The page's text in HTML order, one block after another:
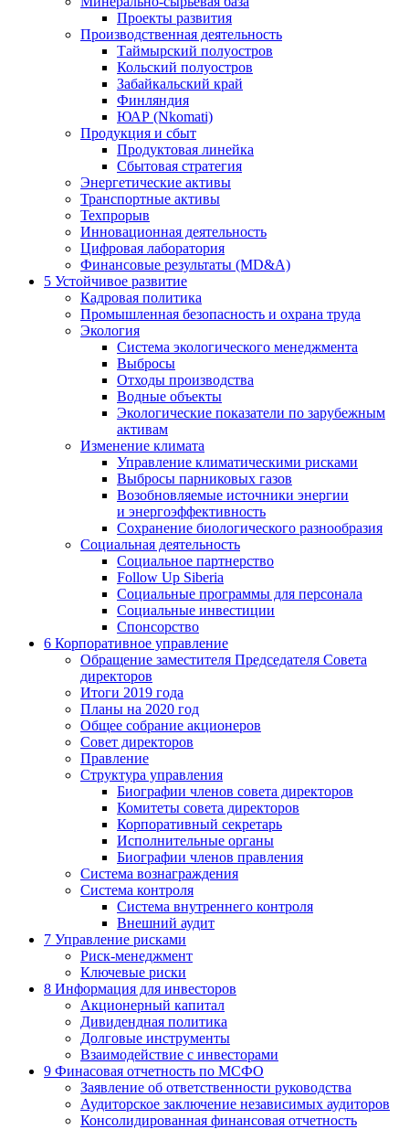
Проекты развития
Производственная деятельность
Таймырский полуостров
Кольский полуостров
Забайкальский край
Финляндия
ЮАР (Nkomati)
Продукция и сбыт
Продуктовая линейка
Сбытовая стратегия
Энергетические активы
Транспортные активы
Техпрорыв
Инновационная деятельность
Цифровая лаборатория
Финансовые результаты (MD&A)
5 Устойчивое развитие
Кадровая политика
Промышленная безопасность и охрана труда
Экология
Система экологического менеджмента
Выбросы
Отходы производства
Водные объекты
Экологические показатели по зарубежным
активам
Изменение климата
Управление климатическими рисками
Выбросы парниковых газов
Возобновляемые источники энергии
и энергоэффективность
Сохранение биологического разнообразия
Социальная деятельность
Социальное партнерство
Follow Up Siberia
Социальные программы для персонала
Социальные инвестиции
Спонсорство
6 Корпоративное управление
Обращение заместителя Председателя Совета
директоров
Итоги 2019 года
Планы на 2020 год
Общее собрание акционеров
Совет директоров
Правление
Структура управления
Биографии членов совета директоров
Комитеты совета директоров
Корпоративный секретарь
Исполнительные органы
Биографии членов правления
Система вознаграждения
Система контроля
Система внутреннего контроля
Внешний аудит
7 Управление рисками
Риск-менеджмент
Ключевые риски
8 Информация для инвесторов
Акционерный капитал
Дивидендная политика
Долговые инструменты
Взаимодействие с инвеcторами
9 Финасовая отчетность по МСФО
Заявление об ответственности руководства
Аудиторское заключение независимых аудиторов
Консолидированная финансовая отчетность